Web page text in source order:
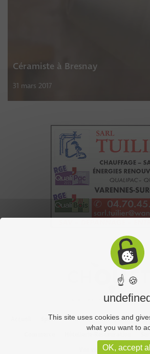
Céramiste à Bresnay
31 mars 2017
Sports Culture Economie
Vos vidéos
Partenaires
☝ 🍪
This site uses cookies and
what you want to
OK, accept all